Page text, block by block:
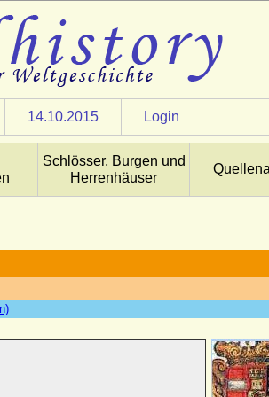
14.10.2015 Login
Schlösser, Burgen und
Herrenhäuser